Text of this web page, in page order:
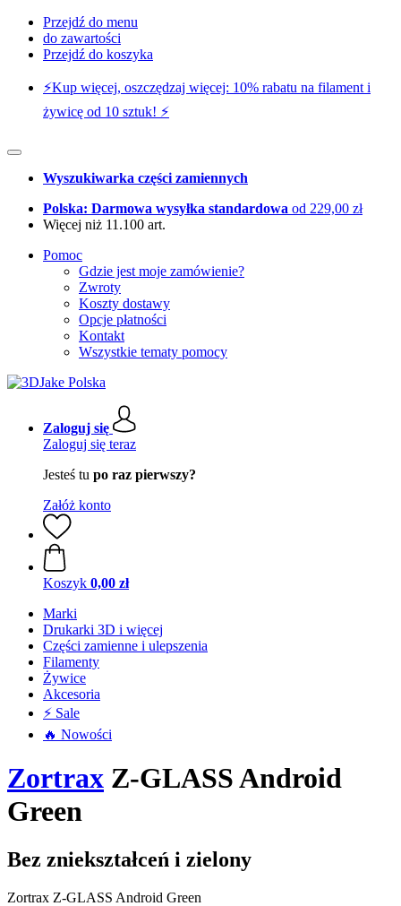
Przejdź do menu
do zawartości
Przejdź do koszyka
⚡️Kup więcej, oszczędzaj więcej: 10% rabatu na filament i
żywicę od 10 sztuk! ⚡️
Wyszukiwarka części zamiennych
Polska: Darmowa wysyłka standardowa od 229,00 zł
Więcej niż 11.100 art.
Pomoc
Gdzie jest moje zamówienie?
Zwroty
Koszty dostawy
Opcje płatności
Kontakt
Wszystkie tematy pomocy
Zaloguj się
Zaloguj się teraz
Jesteś tu po raz pierwszy?
Załóż konto
Koszyk 0,00 zł
Marki
Drukarki 3D i więcej
Części zamienne i ulepszenia
Filamenty
Żywice
Akcesoria
⚡ Sale
🔥 Nowości
Zortrax Z-GLASS Android
Green
Bez zniekształceń i zielony
Zortrax Z-GLASS Android Green